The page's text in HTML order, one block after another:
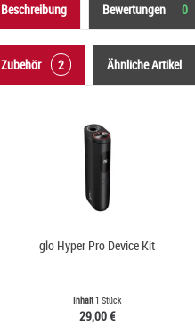
Beschreibung Bewertungen 0
Zubehör 2 Ähnliche Artikel
glo Hyper Pro Device Kit
Inhalt1 Stück
29,00 €